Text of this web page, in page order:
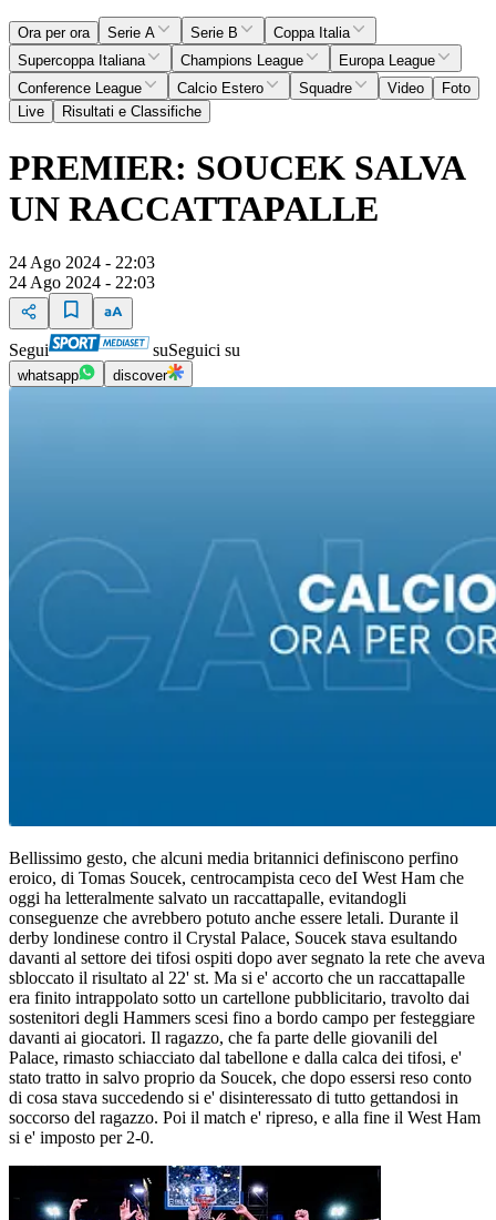
Ora per ora Serie A Serie B
Coppa Italia
Supercoppa Italiana
Champions League
Europa League
Conference League
Calcio Estero Squadre Video
Foto
Live
Risultati e Classifiche
PREMIER: SOUCEK SALVA
UN RACCATTAPALLE
24 Ago 2024 - 22:03
24 Ago 2024 - 22:03
Segui suSeguici su
whatsapp discover
Bellissimo gesto, che alcuni media britannici definiscono perfino
eroico, di Tomas Soucek, centrocampista ceco deI West Ham che
oggi ha letteralmente salvato un raccattapalle, evitandogli
conseguenze che avrebbero potuto anche essere letali. Durante il
derby londinese contro il Crystal Palace, Soucek stava esultando
davanti al settore dei tifosi ospiti dopo aver segnato la rete che aveva
sbloccato il risultato al 22' st. Ma si e' accorto che un raccattapalle
era finito intrappolato sotto un cartellone pubblicitario, travolto dai
sostenitori degli Hammers scesi fino a bordo campo per festeggiare
davanti ai giocatori. Il ragazzo, che fa parte delle giovanili del
Palace, rimasto schiacciato dal tabellone e dalla calca dei tifosi, e'
stato tratto in salvo proprio da Soucek, che dopo essersi reso conto
di cosa stava succedendo si e' disinteressato di tutto gettandosi in
soccorso del ragazzo. Poi il match e' ripreso, e alla fine il West Ham
si e' imposto per 2-0.